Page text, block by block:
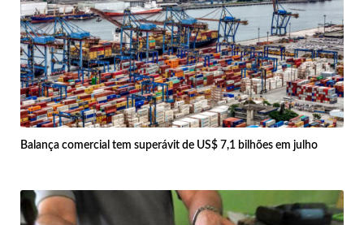
Balança comercial tem superávit de US$ 7,1 bilhões em julho